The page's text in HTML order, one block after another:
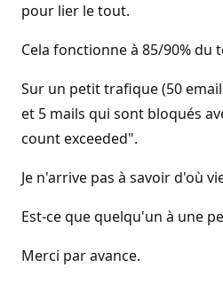
pour lier le tout.
Cela fonctionne à 85/90% du
Sur un petit trafique (50
et 5 mails qui sont bloqués
count exceeded".
Je n'arrive pas à savoir d'où
Est-ce que quelqu'un à une
Merci par avance.